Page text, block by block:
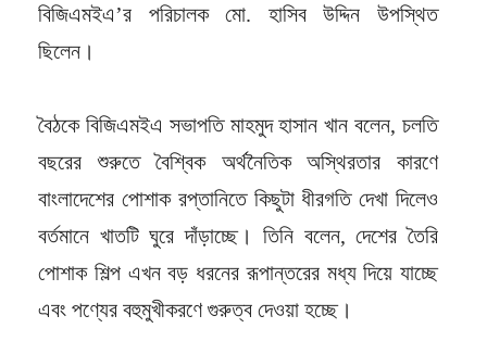
বিজিএমইএ’র পরিচালক মো. হাসিব উদ্দিন উপস্থিত
ছিলেন।
বৈঠকে বিজিএমইএ সভাপতি মাহমুদ হাসান খান বলেন, চলতি
বছরের শুরুতে বৈশ্বিক অর্থনৈতিক অস্থিরতার কারণে
বাংলাদেশের পোশাক রপ্তানিতে কিছুটা ধীরগতি দেখা দিলেও
বর্তমানে খাতটি ঘুরে দাঁড়াচ্ছে। তিনি বলেন, দেশের তৈরি
পোশাক শিল্প এখন বড় ধরনের রূপান্তরের মধ্য দিয়ে যাচ্ছে
এবং পণ্যের বহুমুখীকরণে গুরুত্ব দেওয়া হচ্ছে।